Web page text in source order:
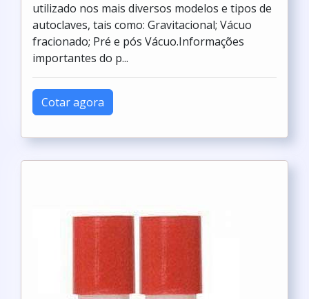
utilizado nos mais diversos modelos e tipos de
autoclaves, tais como: Gravitacional; Vácuo
fracionado; Pré e pós Vácuo.Informações
importantes do p...
Cotar agora